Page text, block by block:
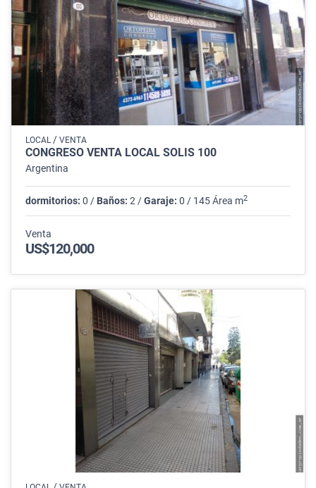
LOCAL / VENTA
CONGRESO VENTA LOCAL SOLIS 100
Argentina
dormitorios: 0 / Baños: 2 /Garaje: 0 / 145 Área m2
Venta
US$120,000